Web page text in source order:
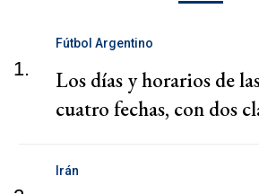
1.
Fútbol Argentino
Los días y horarios de
cuatro fechas, con dos
Irán